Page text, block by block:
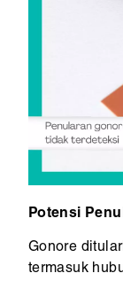
Potensi
Gonore
termasuk